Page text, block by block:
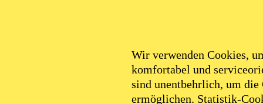
Wir verwenden Cookies,
komfortabel und
sind unentbehrlich, um
ermöglichen. Statistik-